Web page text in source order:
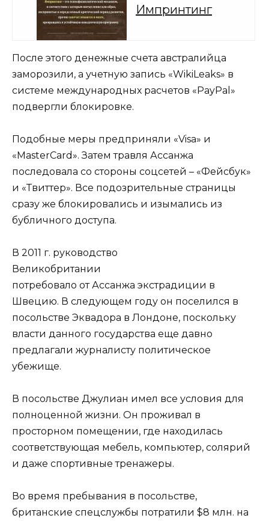
Импринтинг
После этого денежные счета австралийца
заморозили, а учетную запись «WikiLeaks» в
системе международных расчетов «PayPal»
подвергли блокировке.
Подобные меры предприняли «Visa» и
«MasterCard». Затем травля Ассанжа
последовала со стороны соцсетей – «Фейсбук»
и «Твиттер». Все подозрительные страницы
сразу же блокировались и изымались из
бубличного доступа.
В 2011 г. руководство
Великобритании
потребовало от Ассанжа экстрадиции в
Швецию. В следующем году он поселился в
посольстве Эквадора в Лондоне, поскольку
власти данного государства еще давно
предлагали журналисту политическое
убежище.
В посольстве Джулиан имел все условия для
полноценной жизни. Он проживал в
просторном помещении, где находилась
соответствующая мебель, компьютер, солярий
и даже спортивные тренажеры.
Во время пребывания в посольстве,
британские спецслужбы потратили $8 млн. на